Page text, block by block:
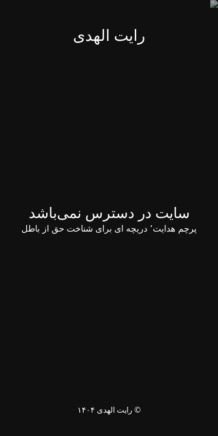
رایت الهدی
سایت در دسترس نمی‌باشد
پرچم هدایت٬ دریچه ای برای شناخت حق از باطل
© رایت الهدی ۱۴۰۴